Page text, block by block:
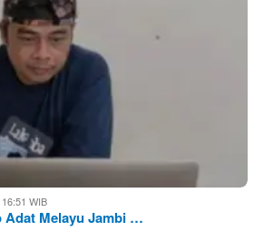
WIB
Adat Melayu Jambi …